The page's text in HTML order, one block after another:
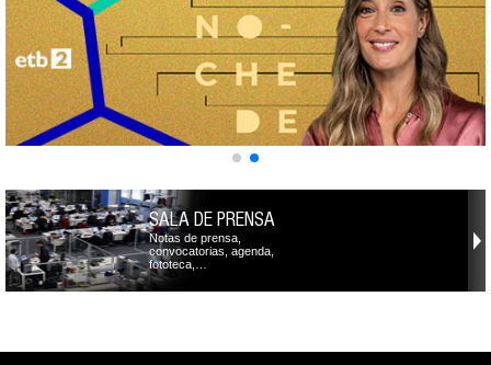
SALA DE PRENSA
Notas de prensa,
convocatorias, agenda,
fototeca,…